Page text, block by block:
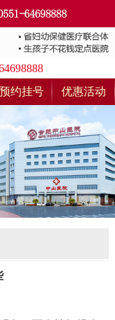
预约挂号 优惠活动